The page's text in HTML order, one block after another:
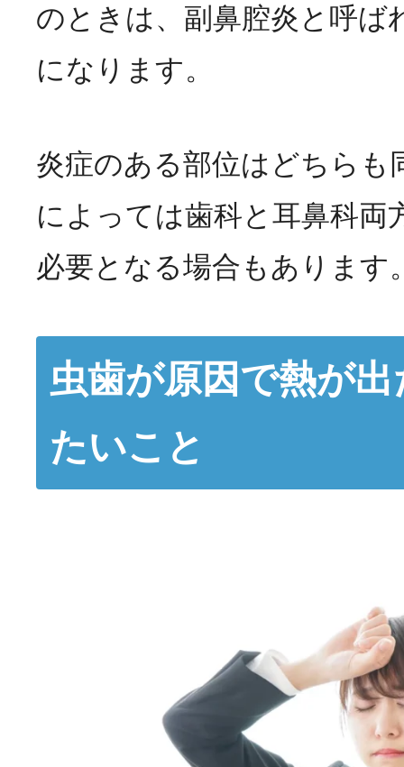
のときは、副鼻腔炎と呼ば
になります。
炎症のある部位はどちらも
によっては歯科と耳鼻科両
必要となる場合もあります
虫歯が原因で熱が
たいこと